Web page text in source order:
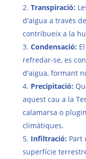
Transpiració:
d'aigua a través
contribueix a la
Condensació:
refredar-se, es
d'aigua, formant
Precipitació:
aquest cau a la
calamarsa o
climàtiques.
Infiltració: Part
superfície